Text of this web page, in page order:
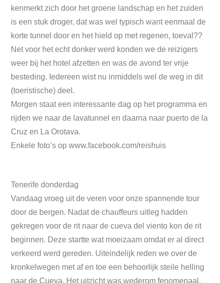
kenmerkt zich door het groene landschap en het zuiden
is een stuk droger, dat was wel typisch want eenmaal de
korte tunnel door en het hield op met regenen, toeval??
Net voor het echt donker werd konden we de reizigers
weer bij het hotel afzetten en was de avond ter vrije
besteding. Iedereen wist nu inmiddels wel de weg in dit
(toeristische) deel.
Morgen staat een interessante dag op het programma en
rijden we naar de lavatunnel en daarna naar puerto de la
Cruz en La Orotava.
Enkele foto’s op www.facebook.com/reishuis
Tenerife donderdag
Vandaag vroeg uit de veren voor onze spannende tour
door de bergen. Nadat de chauffeurs uitleg hadden
gekregen voor de rit naar de cueva del viento kon de rit
beginnen. Deze startte wat moeizaam omdat er al direct
verkeerd werd gereden. Uiteindelijk reden we over de
kronkelwegen met af en toe een behoorlijk steile helling
naar de Cueva. Het uitzicht was wederom fenomenaal.